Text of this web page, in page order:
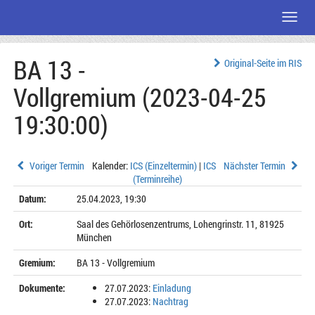
Seiteninhalt
Original-Seite im RIS
BA 13 -
Vollgremium (2023-04-25
19:30:00)
Nächster Termin
Voriger Termin Kalender: ICS (Einzeltermin) | ICS
(Terminreihe)
Datum:
25.04.2023, 19:30
Ort:
Saal des Gehörlosenzentrums, Lohengrinstr. 11, 81925
München
Gremium:
BA 13 - Vollgremium
Dokumente:
27.07.2023: Einladung
27.07.2023: Nachtrag